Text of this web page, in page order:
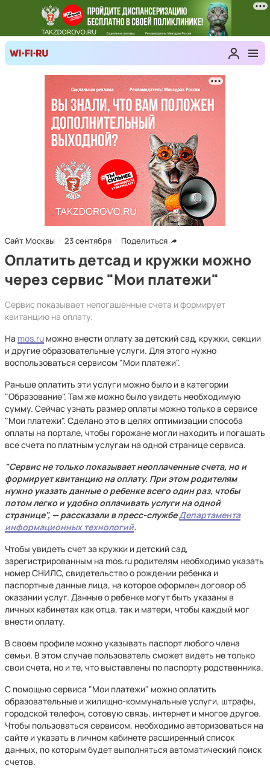
Сайт Москвы 23 сентября Поделиться
Оплатить детсад и кружки можно
через сервис "Мои платежи"
Сервис показывает непогашенные счета и формирует
квитанцию на оплату.
На mos.ru можно внести оплату за детский сад, кружки, секции
и другие образовательные услуги. Для этого нужно
воспользоваться сервисом "Мои платежи".
Раньше оплатить эти услуги можно было и в категории
"Образование". Там же можно было увидеть необходимую
сумму. Сейчас узнать размер оплаты можно только в сервисе
"Мои платежи". Сделано это в целях оптимизации способа
оплаты на портале, чтобы горожане могли находить и погашать
все счета по платным услугам на одной странице сервиса.
"Сервис не только показывает неоплаченные счета, но и
формирует квитанцию на оплату. При этом родителям
нужно указать данные о ребенке всего один раз, чтобы
потом легко и удобно оплачивать услуги на одной
странице", — рассказали в пресс-службеДепартамента
информационных технологий.
Чтобы увидеть счет за кружки и детский сад,
зарегистрированным на mos.ru родителям необходимо указать
номер СНИЛС, свидетельство о рождении ребенка и
паспортные данные лица, на которое оформлен договор об
оказании услуг. Данные о ребенке могут быть указаны в
личных кабинетах как отца, так и матери, чтобы каждый мог
внести оплату.
В своем профиле можно указывать паспорт любого члена
семьи. В этом случае пользователь сможет видеть не только
свои счета, но и те, что выставлены по паспорту родственника.
С помощью сервиса "Мои платежи" можно оплатить
образовательные и жилищно-коммунальные услуги, штрафы,
городской телефон, сотовую связь, интернет и многое другое.
Чтобы пользоваться сервисом, необходимо авторизоваться на
сайте и указать в личном кабинете расширенный список
данных, по которым будет выполняться автоматический поиск
счетов.